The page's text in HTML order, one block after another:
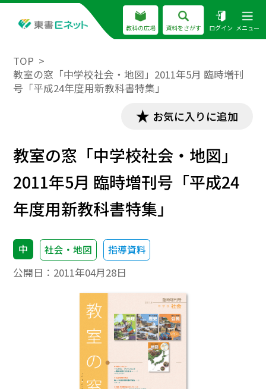
教科の広場 資料をさがす ログイン メニュー
TOP
教室の窓「中学校社会・地図」2011年5月 臨時増刊
号「平成24年度用新教科書特集」
お気に入りに追加
教室の窓「中学校社会・地図」
2011年5月 臨時増刊号「平成24
年度用新教科書特集」
中 社会・地図 指導資料
公開日： 2011年04月28日